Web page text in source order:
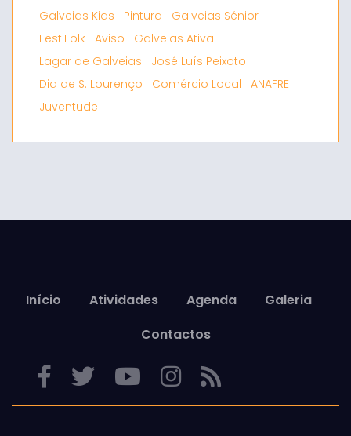
Galveias Kids
Pintura
Galveias Sénior
FestiFolk Aviso
Galveias Ativa
Lagar de Galveias
José Luís Peixoto
Dia de S. Lourenço
Comércio Local
ANAFRE
Juventude
Início Atividades Agenda
Galeria
Contactos